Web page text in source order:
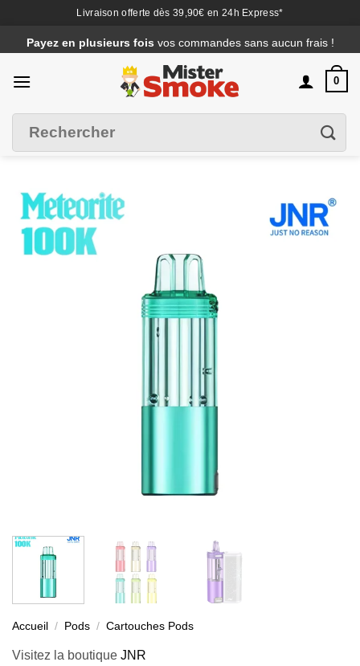
Livraison offerte dès 39,90€ en 24h Express*
au
contenu
Payez en plusieurs fois vos commandes sans aucun frais !
0
pour :
Accueil / Pods / Cartouches Pods
Visitez la boutique JNR